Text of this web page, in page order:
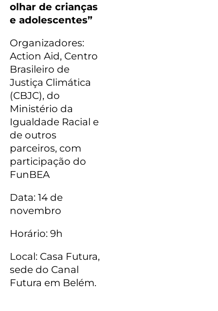
olhar de crianças
e adolescentes”
Organizadores:
Action Aid, Centro
Brasileiro de
Justiça Climática
(CBJC), do
Ministério da
Igualdade Racial e
de outros
parceiros, com
participação do
FunBEA
Data: 14 de
novembro
Horário: 9h
Local: Casa Futura,
sede do Canal
Futura em Belém.